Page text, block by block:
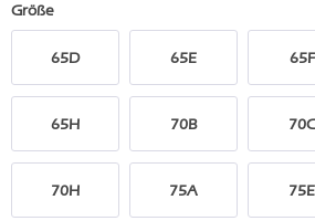
Größe
65D 65E 65F
65H 70B 70C
70H 75A 75E